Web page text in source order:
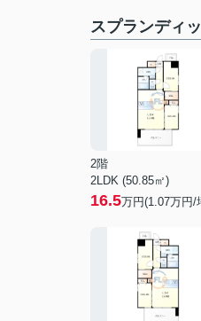
スプランディ
2階
2LDK (50.85㎡)
16.5万円(1.07万円/